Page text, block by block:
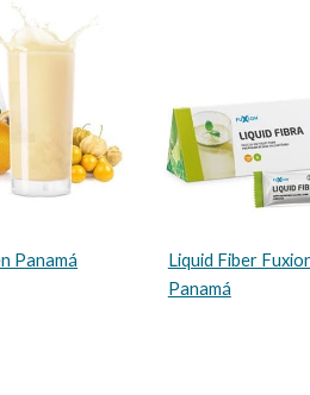
Panamá
Liquid Fiber
Panamá